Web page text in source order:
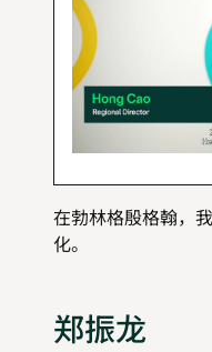
在勃林格殷格翰，
化。
郑振龙